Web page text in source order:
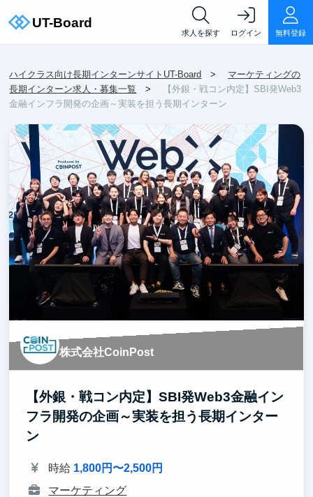
求人を探す ログイン 無料登録
ハイクラス向け長期インターンサイトUT-Board
マーケティングの
長期インターン求人・募集一覧
【外銀・戦コン内定】SBI発Web3
金融インフラ開発の企画～実装を担う長期インターン
株式会社CoinPost
【外銀・戦コン内定】SBI発Web3金融イン
フラ開発の企画～実装を担う長期インター
ン
時給 1,800円〜2,500円
マーケティング